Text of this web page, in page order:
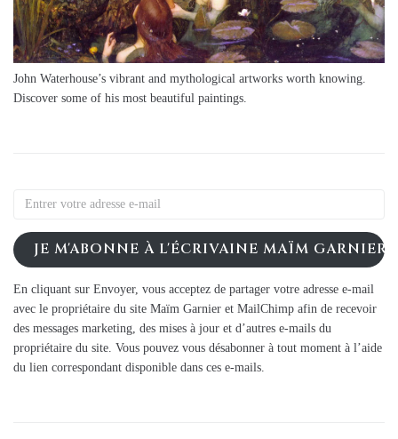
John Waterhouse’s vibrant and mythological artworks worth knowing.
Discover some of his most beautiful paintings.
JE M'ABONNE À L'ÉCRIVAINE MAÏM GARNIER
En cliquant sur Envoyer, vous acceptez de partager votre adresse e-mail
avec le propriétaire du site Maïm Garnier et MailChimp afin de recevoir
des messages marketing, des mises à jour et d’autres e-mails du
propriétaire du site. Vous pouvez vous désabonner à tout moment à l’aide
du lien correspondant disponible dans ces e-mails.